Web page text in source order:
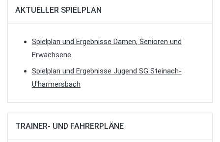
AKTUELLER SPIELPLAN
Spielplan und Ergebnisse Damen, Senioren und
Erwachsene
Spielplan und Ergebnisse Jugend SG Steinach-
U'harmersbach
TRAINER- UND FAHRERPLÄNE